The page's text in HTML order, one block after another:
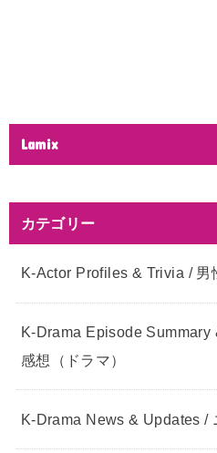
Lamix
カテゴリー
K-Actor Profiles & Trivia / 男
K-Drama Episode Summary
感想（ドラマ）
K-Drama News & Updates /